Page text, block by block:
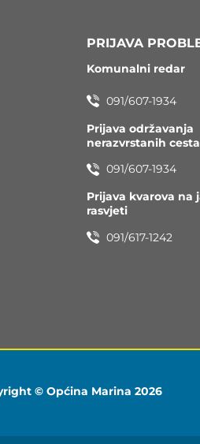
PRIJAVA
Komunalni redar
091/607-1934
Prijava održavanja
nerazvrstanih cesta
091/607-1934
Prijava kvarova na
rasvjeti
091/617-1242
© Općina Marina 2026